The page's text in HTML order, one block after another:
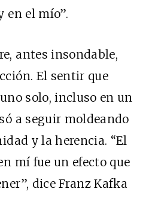
en el mío”.
antes insondable,
El sentir que
solo, incluso en un
a seguir moldeando
y la herencia. “El
mí fue un efecto que
dice Franz Kafka